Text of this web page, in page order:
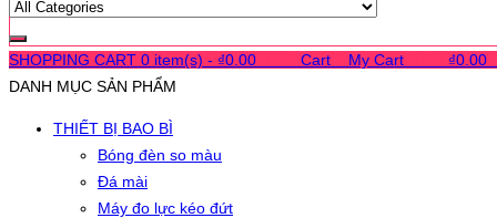
SHOPPING CART 0 item(s) - ₫0.00 Cart My Cart ₫0.00
DANH MỤC SẢN PHẨM
THIẾT BỊ BAO BÌ
Bóng đèn so màu
Đá mài
Máy đo lực kéo đứt